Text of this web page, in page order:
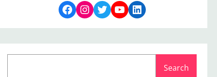
Facebook Instagram Twitter YouTube LinkedIn
Search